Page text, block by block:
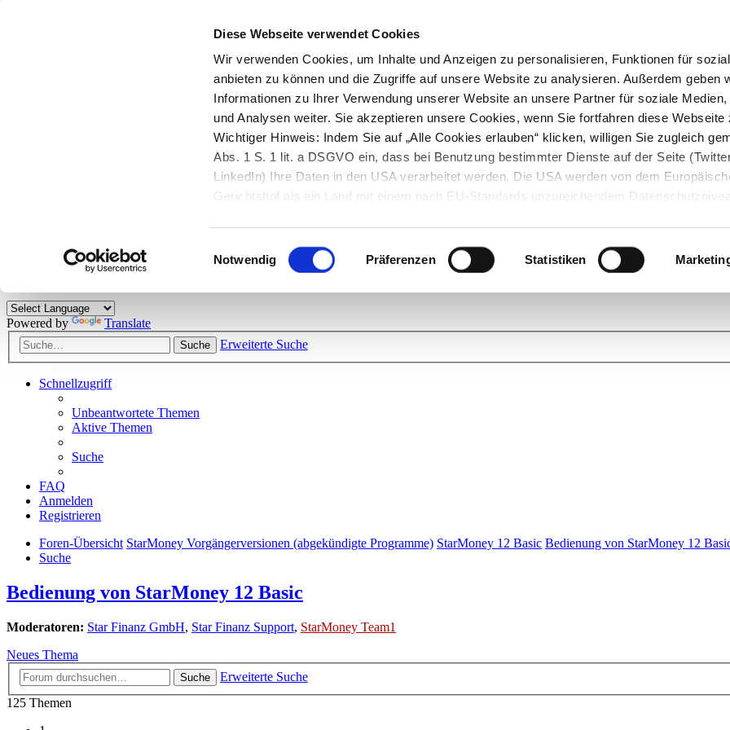
Diese Webseite verwendet Cookies
Wir verwenden Cookies, um Inhalte und Anzeigen zu personalisieren, Funktionen für
anbieten zu können und die Zugriffe auf unsere Website zu analysieren. Außerdem geben
Informationen zu Ihrer Verwendung unserer Website an unsere Partner für soziale Medien,
und Analysen weiter. Sie akzeptieren unsere Cookies, wenn Sie fortfahren diese Webseite
Wichtiger Hinweis: Indem Sie auf „Alle Cookies erlauben“ klicken, willigen Sie zugleich
Abs. 1 S. 1 lit. a DSGVO ein, dass bei Benutzung bestimmter Dienste auf der Seite
LinkedIn) Ihre Daten in den USA verarbeitet werden. Die USA werden von dem
Gerichtshof als ein Land mit einem nach EU-Standards unzureichendem
Einwilligungsauswahl
Notwendig Präferenzen Statistiken
Herzlich willkommen!
Kunden viele nützliche Hilfestellungen und interessante Tipps und Tricks. Stellen Sie Ihre Fragen und helfen Sie mit Ihrem Wissen anderen
Powered by Translate
Suche Erweiterte Suche
Schnellzugriff
Unbeantwortete Themen
Aktive Themen
Suche
FAQ
Anmelden
Registrieren
Foren-Übersicht StarMoney Vorgängerversionen (abgekündigte Programme) StarMoney 12 Basic Bedienung von StarMoney 12
Suche
Bedienung von StarMoney 12 Basic
Moderatoren: Star Finanz GmbH, Star Finanz Support, StarMoney Team1
Neues Thema
Suche
Erweiterte Suche
125 Themen